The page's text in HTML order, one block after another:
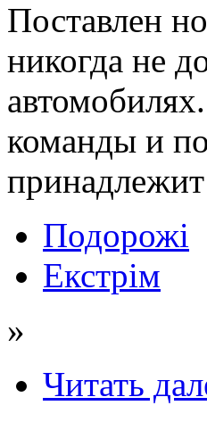
Поставлен
никогда не
команды и
Подорожі
Екстрім
»
Читать